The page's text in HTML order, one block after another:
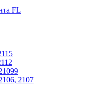
FL
2107